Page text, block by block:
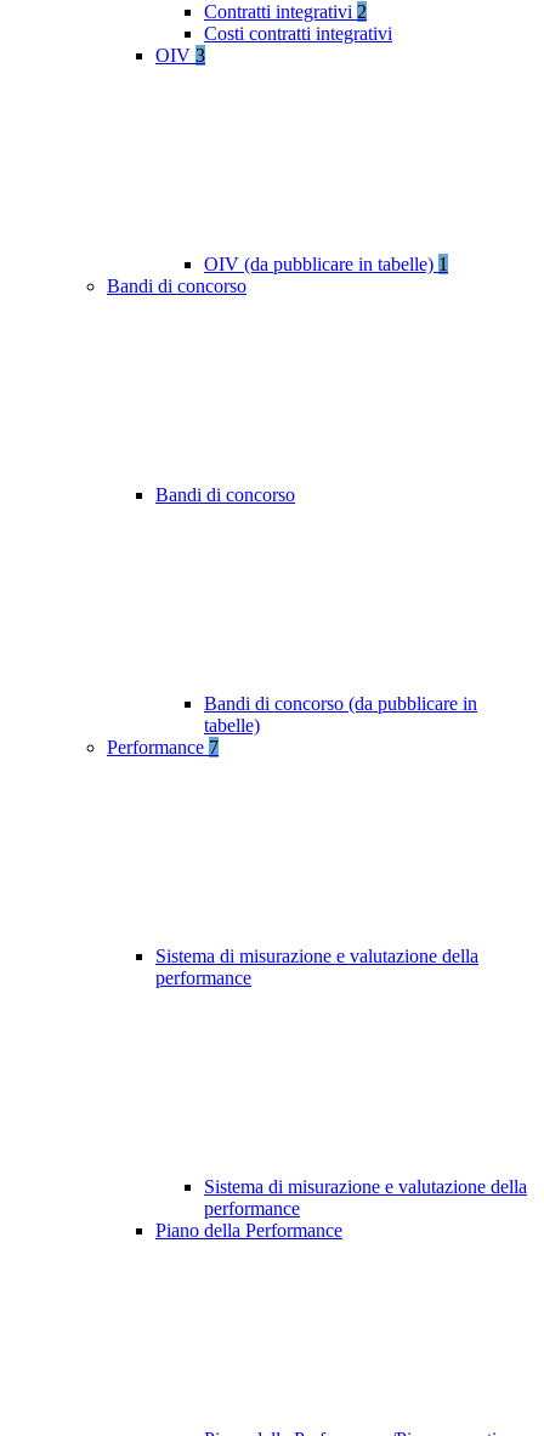
Contratti integrativi 2
Costi contratti integrativi
OIV 3
OIV (da pubblicare in tabelle) 1
Bandi di concorso
Bandi di concorso
Bandi di concorso (da pubblicare in
tabelle)
Performance 7
Sistema di misurazione e valutazione della
performance
Sistema di misurazione e valutazione della
performance
Piano della Performance